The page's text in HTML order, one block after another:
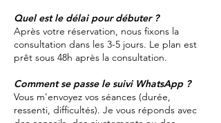
Quel est le délai pour débuter ?
Après votre réservation, nous fixons la
consultation dans les 3-5 jours. Le plan est
prêt sous 48h après la consultation.
Comment se passe le suivi WhatsApp ?
Vous m'envoyez vos séances (durée,
ressenti, difficultés). Je vous réponds avec